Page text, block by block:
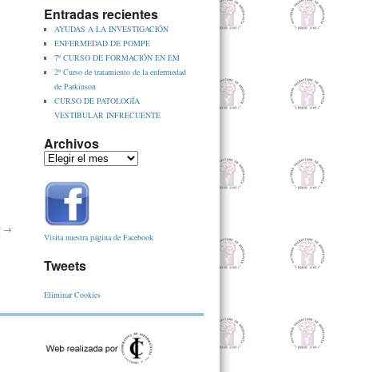
→
Entradas recientes
AYUDAS A LA INVESTIGACIÓN
ENFERMEDAD DE POMPE
7º CURSO DE FORMACIÓN EN EM
2º Curso de tratamiento de la enfermedad
de Parkinson
CURSO DE PATOLOGÍA
VESTIBULAR INFRECUENTE
Archivos
Visita nuestra página de Facebook
Tweets
Eliminar Cookies